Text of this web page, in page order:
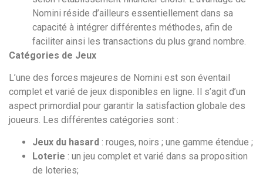
Nomini réside d’ailleurs essentiellement dans sa
capacité à intégrer différentes méthodes, afin de
faciliter ainsi les transactions du plus grand nombre.
Catégories de Jeux
L’une des forces majeures de Nomini est son éventail
complet et varié de jeux disponibles en ligne. Il s’agit d’un
aspect primordial pour garantir la satisfaction globale des
joueurs. Les différentes catégories sont :
Jeux du hasard : rouges, noirs ; une gamme étendue ;
Loterie : un jeu complet et varié dans sa proposition
de loteries;